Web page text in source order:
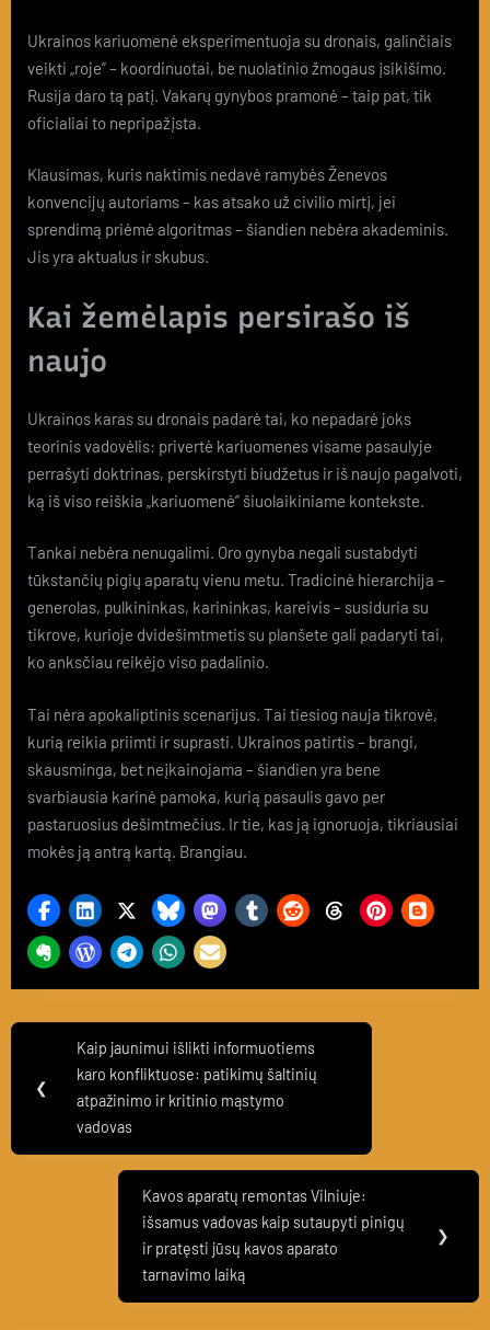
Ukrainos kariuomenė eksperimentuoja su dronais, galinčiais
veikti „roje” – koordinuotai, be nuolatinio žmogaus įsikišimo.
Rusija daro tą patį. Vakarų gynybos pramonė – taip pat, tik
oficialiai to nepripažįsta.
Klausimas, kuris naktimis nedavė ramybės Ženevos
konvencijų autoriams – kas atsako už civilio mirtį, jei
sprendimą priėmė algoritmas – šiandien nebėra akademinis.
Jis yra aktualus ir skubus.
Kai žemėlapis persirašo iš
naujo
Ukrainos karas su dronais padarė tai, ko nepadarė joks
teorinis vadovėlis: privertė kariuomenes visame pasaulyje
perrašyti doktrinas, perskirstyti biudžetus ir iš naujo pagalvoti,
ką iš viso reiškia „kariuomenė” šiuolaikiniame kontekste.
Tankai nebėra nenugalimi. Oro gynyba negali sustabdyti
tūkstančių pigių aparatų vienu metu. Tradicinė hierarchija –
generolas, pulkininkas, karininkas, kareivis – susiduria su
tikrove, kurioje dvidešimtmetis su planšete gali padaryti tai,
ko anksčiau reikėjo viso padalinio.
Tai nėra apokaliptinis scenarijus. Tai tiesiog nauja tikrovė,
kurią reikia priimti ir suprasti. Ukrainos patirtis – brangi,
skausminga, bet neįkainojama – šiandien yra bene
svarbiausia karinė pamoka, kurią pasaulis gavo per
pastaruosius dešimtmečius. Ir tie, kas ją ignoruoja, tikriausiai
mokės ją antrą kartą. Brangiau.
Navigacija
tarp
įrašų
❮
Previous
Post:
Kaip jaunimui išlikti informuotiems
karo konfliktuose: patikimų šaltinių
atpažinimo ir kritinio mąstymo
vadovas
Next
Post:
Kavos aparatų remontas Vilniuje:
išsamus vadovas kaip sutaupyti pinigų
ir pratęsti jūsų kavos aparato
tarnavimo laiką
❯